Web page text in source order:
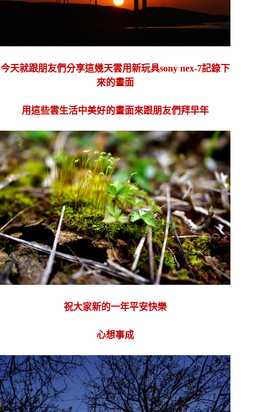
今天就跟朋友們分享這幾天雲用新玩具sony nex-7記錄下
來的畫面
用這些雲生活中美好的畫面來跟朋友們拜早年
祝大家新的一年平安快樂
心想事成